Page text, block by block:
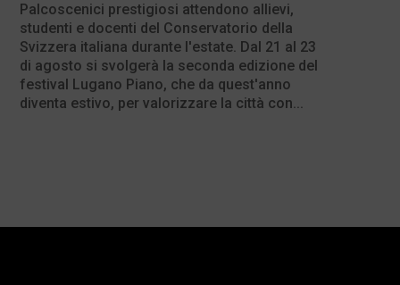
Palcoscenici prestigiosi attendono allievi,
studenti e docenti del Conservatorio della
Svizzera italiana durante l'estate. Dal 21 al 23
di agosto si svolgerà la seconda edizione del
festival Lugano Piano, che da quest'anno
diventa estivo, per valorizzare la città con...